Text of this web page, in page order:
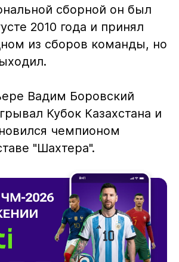
сборной он был
2010 года и принял
из сборов команды, но
Вадим Боровский
Кубок Казахстана и
чемпионом
"Шахтера".